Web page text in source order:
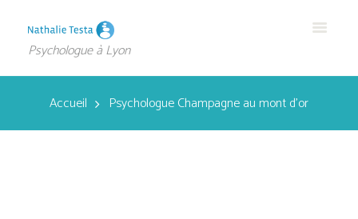
Psychologue à Lyon
Accueil Psychologue Champagne au mont d’or